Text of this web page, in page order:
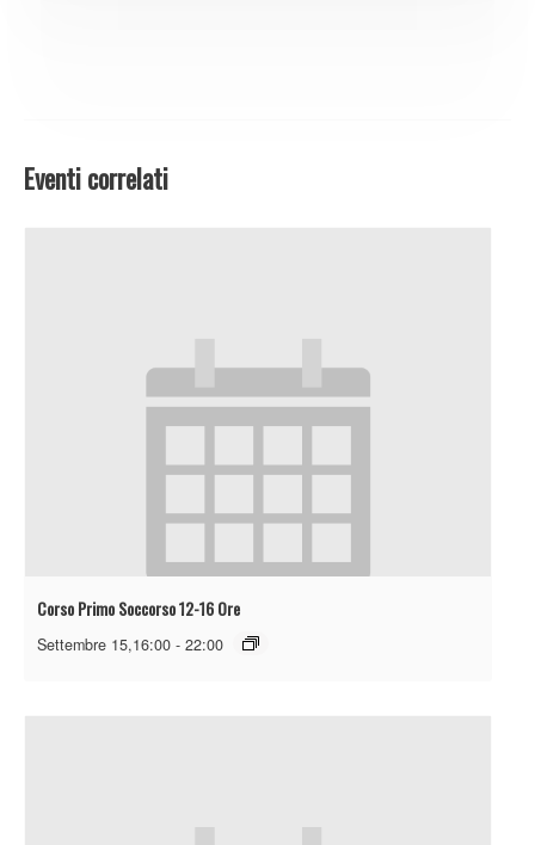
Eventi correlati
Corso Primo Soccorso 12-16 Ore
Settembre 15,16:00 - 22:00